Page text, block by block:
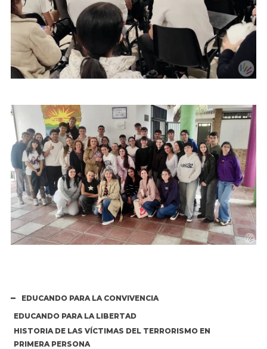
EDUCANDO PARA LA CONVIVENCIA
EDUCANDO PARA LA LIBERTAD
HISTORIA DE LAS VÍCTIMAS DEL TERRORISMO EN
PRIMERA PERSONA